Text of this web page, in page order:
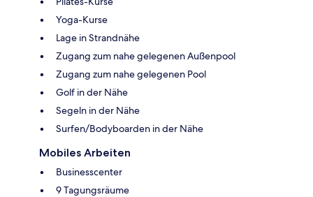
Yoga-Kurse
Lage in Strandnähe
Zugang zum nahe gelegenen Außenpool
Zugang zum nahe gelegenen Pool
Golf in der Nähe
Segeln in der Nähe
Surfen/Bodyboarden in der Nähe
Mobiles Arbeiten
Businesscenter
9 Tagungsräume